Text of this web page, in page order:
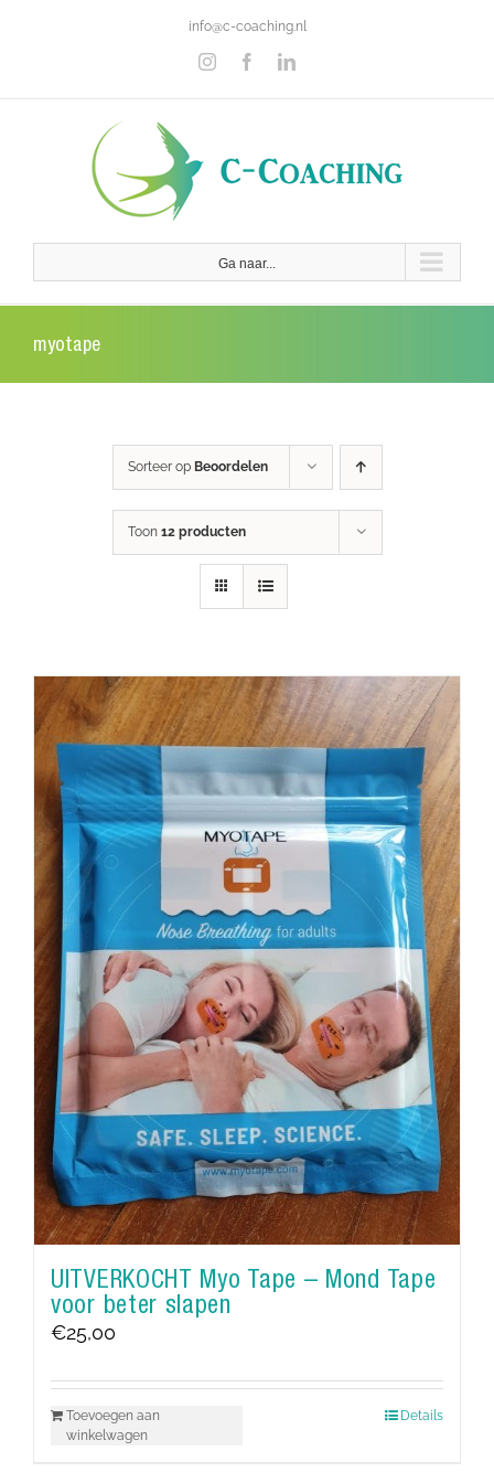
info@c-coaching.nl
InstagramFacebookLinkedIn
Ga naar...
myotape
Sorteer op Beoordelen
Toon 12 producten
UITVERKOCHT Myo Tape – Mond Tape
voor beter slapen
€25,00
Toevoegen aan
winkelwagen
Details